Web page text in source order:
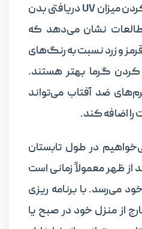
می‌پوشاند، به محدود کردن میزان UV دریافتی بدن
نشان می‌دهد که
و زرد نسبت به رنگ‌های
کردن گرما بهتر هستند.
ضد آفتاب می‌تواند
اضافه کند.
در طول تابستان
از ظهر معمولاً زمانی است
می‌رسد. با برنامه ریزی
از منزل خود در صبح یا